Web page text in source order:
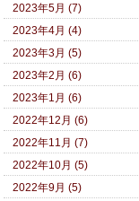
2023年5月 (7)
2023年4月 (4)
2023年3月 (5)
2023年2月 (6)
2023年1月 (6)
2022年12月 (6)
2022年11月 (7)
2022年10月 (5)
2022年9月 (5)